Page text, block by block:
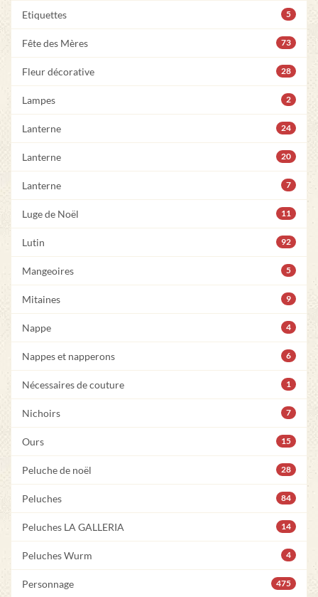
Etiquettes 5
Fête des Mères 73
Fleur décorative 28
Lampes 2
Lanterne 24
Lanterne 20
Lanterne 7
Luge de Noël 11
Lutin 92
Mangeoires 5
Mitaines 9
Nappe 4
Nappes et napperons 6
Nécessaires de couture 1
Nichoirs 7
Ours 15
Peluche de noël 28
Peluches 84
Peluches LA GALLERIA 14
Peluches Wurm 4
Personnage 475